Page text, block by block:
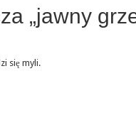
„jawny
się myli.